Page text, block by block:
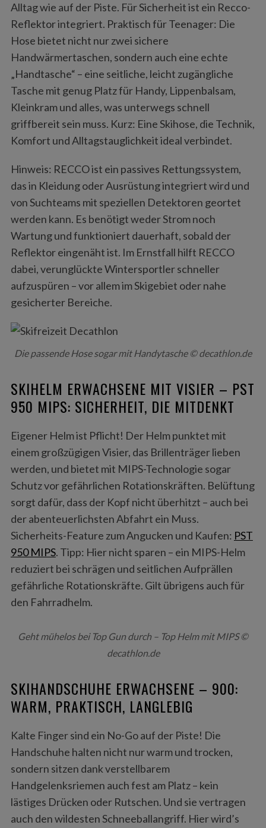
Alltag wie auf der Piste. Für Sicherheit ist ein Recco-
Reflektor integriert. Praktisch für Teenager: Die
Hose bietet nicht nur zwei sichere
Handwärmertaschen, sondern auch eine echte
„Handtasche“ – eine seitliche, leicht zugängliche
Tasche mit genug Platz für Handy, Lippenbalsam,
Kleinkram und alles, was unterwegs schnell
griffbereit sein muss. Kurz: Eine Skihose, die Technik,
Komfort und Alltagstauglichkeit ideal verbindet.
Hinweis: RECCO ist ein passives Rettungssystem,
das in Kleidung oder Ausrüstung integriert wird und
von Suchteams mit speziellen Detektoren geortet
werden kann. Es benötigt weder Strom noch
Wartung und funktioniert dauerhaft, sobald der
Reflektor eingenäht ist. Im Ernstfall hilft RECCO
dabei, verunglückte Wintersportler schneller
aufzuspüren – vor allem im Skigebiet oder nahe
gesicherter Bereiche.
Die passende Hose sogar mit Handytasche © decathlon.de
SKIHELM ERWACHSENE MIT VISIER – PST
950 MIPS: SICHERHEIT, DIE MITDENKT
Eigener Helm ist Pflicht! Der Helm punktet mit
einem großzügigen Visier, das Brillenträger lieben
werden, und bietet mit MIPS-Technologie sogar
Schutz vor gefährlichen Rotationskräften. Belüftung
sorgt dafür, dass der Kopf nicht überhitzt – auch bei
der abenteuerlichsten Abfahrt ein Muss.
Sicherheits-Feature zum Angucken und Kaufen: PST
950 MIPS. Tipp: Hier nicht sparen – ein MIPS-Helm
reduziert bei schrägen und seitlichen Aufprällen
gefährliche Rotationskräfte. Gilt übrigens auch für
den Fahrradhelm.
Geht mühelos bei Top Gun durch – Top Helm mit MIPS ©
decathlon.de
SKIHANDSCHUHE ERWACHSENE – 900:
WARM, PRAKTISCH, LANGLEBIG
Kalte Finger sind ein No-Go auf der Piste! Die
Handschuhe halten nicht nur warm und trocken,
sondern sitzen dank verstellbarem
Handgelenksriemen auch fest am Platz – kein
lästiges Drücken oder Rutschen. Und sie vertragen
auch den wildesten Schneeballangriff. Hier wird’s